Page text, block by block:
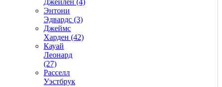
Энтони
Эдвардс (3)
Джеймс
Харден (42)
Кауай
Леонард
(27)
Расселл
Уэстбрук